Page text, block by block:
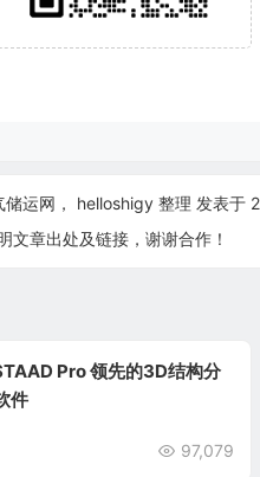
储运网 ， helloshigy 整理 发表于
文章出处及链接，谢谢合作！
Pro 领先的3D结构分
件
97,079